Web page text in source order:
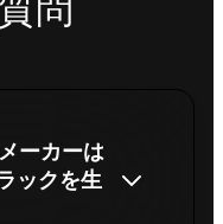
問
ーカーは
ックを生